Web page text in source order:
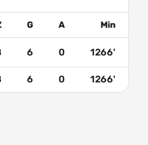
G A Min
6 0 1266'
6 0 1266'